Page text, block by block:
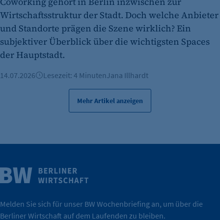
tatsächlich unterstützt.
Wirtschaft.
Weitere Infos
Wirtschaftsstruktur der Stadt. Doch welche Anbieter
und Standorte prägen die Szene wirklich? Ein
subjektiver Überblick über die wichtigsten Spaces
der Hauptstadt.
14.07.2026 Lesezeit: 4 MinutenJana Illhardt
Mehr Artikel anzeigen
Melden Sie sich für unser BW Wochenbriefing an, um über die
Berliner Wirtschaft auf dem Laufenden zu bleiben.